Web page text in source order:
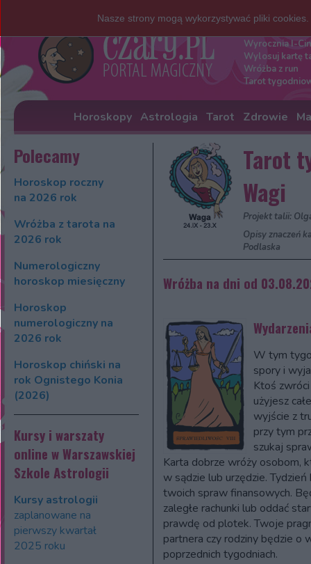
Darmowe
Wyrocznia I-
Wylosuj kartę
Wróżba z run
Tarot
Horoskopy Astrologia Tarot Zdrowie
Polecamy
Horoskop roczny
na 2026 rok
Wróżba z tarota na
2026 rok
Numerologiczny
horoskop miesięczny
Horoskop
numerologiczny na
2026 rok
Horoskop chiński na
rok Ognistego Konia
(2026)
Kursy i warszaty
online w Warszawskiej
Szkole Astrologii
Kursy astrologii
zaplanowane na
pierwszy kwartał
2025 roku
Tarot
Wagi
Projekt talii:
Opisy znaczeń
Podlaska
Wróżba na dni od
W tym
spory i
Ktoś
użyjesz
wyjście z
przy tym
szukaj
Karta dobrze wróży osobom,
w sądzie lub urzędzie.
twoich spraw finansowych.
zaległe rachunki lub oddać
prawdę od plotek. Twoje
partnera czy rodziny będzie o
poprzednich tygodniach.
Nasze strony mogą wykorzystywać pliki cookies.